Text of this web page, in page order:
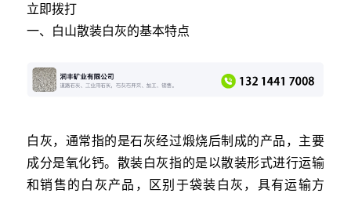
立即拨打
一、白山散装白灰的基本特点
白灰，通常指的是石灰经过煅烧后制成的产品，主要
成分是氧化钙。散装白灰指的是以散装形式进行运输
和销售的白灰产品，区别于袋装白灰，具有运输方